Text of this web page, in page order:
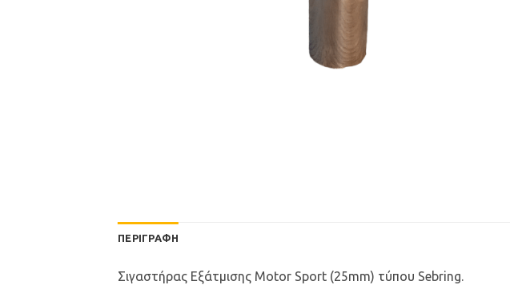
ΠΕΡΙΓΡΑΦΉ
Σιγαστήρας Εξάτμισης Motor Sport (25mm) τύπου Sebring.